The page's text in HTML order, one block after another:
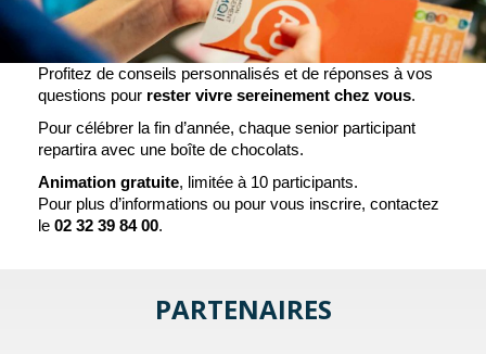
Profitez de conseils personnalisés et de réponses à vos
questions pour rester vivre sereinement chez vous.
Pour célébrer la fin d’année, chaque senior participant
repartira avec une boîte de chocolats.
Animation gratuite, limitée à 10 participants.
Pour plus d’informations ou pour vous inscrire, contactez
le02 32 39 84 00.
PARTENAIRES